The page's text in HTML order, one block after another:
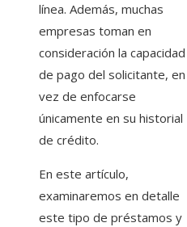
línea. Además, muchas
empresas toman en
consideración la capacidad
de pago del solicitante, en
vez de enfocarse
únicamente en su historial
de crédito.
En este artículo,
examinaremos en detalle
este tipo de préstamos y